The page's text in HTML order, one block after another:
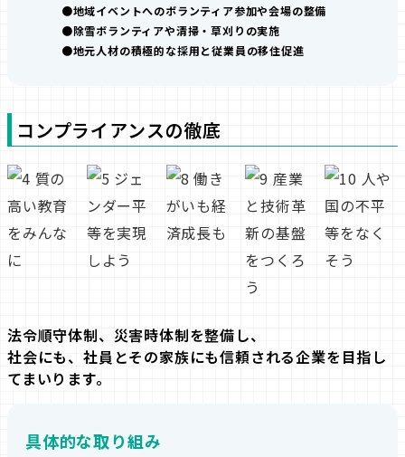
地域イベントへのボランティア参加や会場の整備
除雪ボランティアや清掃・草刈りの実施
地元人材の積極的な採用と従業員の移住促進
コンプライアンスの徹底
法令順守体制、災害時体制を整備し、
社会にも、社員とその家族にも信頼される企業を 目指し
てまいります。
具体的な取り組み